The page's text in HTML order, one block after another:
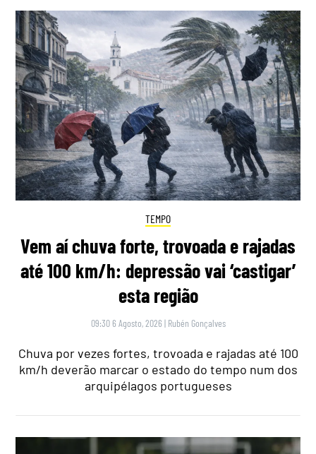
TEMPO
Vem aí chuva forte, trovoada e rajadas
até 100 km/h: depressão vai ‘castigar’
esta região
09:30 6 Agosto, 2026 | Rubén Gonçalves
Chuva por vezes fortes, trovoada e rajadas até 100
km/h deverão marcar o estado do tempo num dos
arquipélagos portugueses